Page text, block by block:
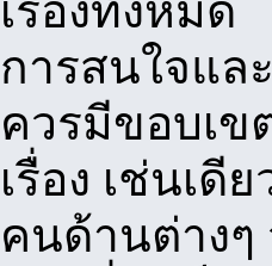
เรื่องทั้งหมด
การสนใจแล
ควรมีขอบเข
เรื่อง เช่นเ
คนด้านต่างๆ